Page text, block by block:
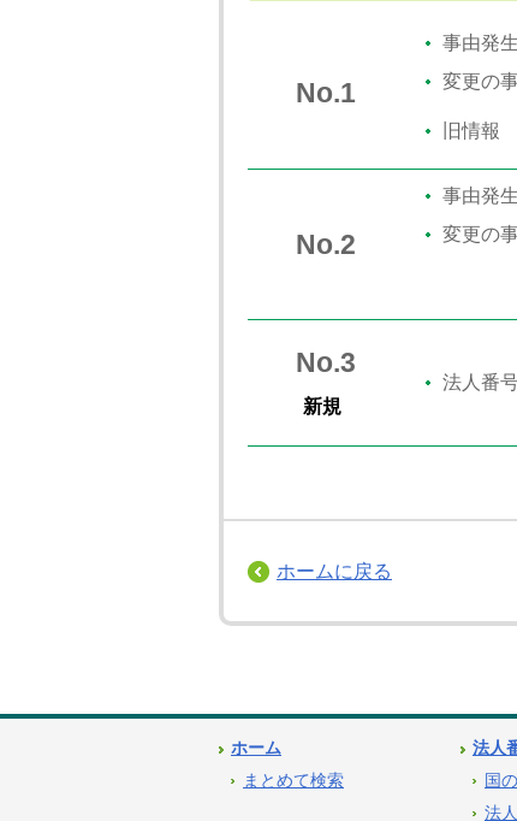
No.1
事由発
変更の
旧情報
No.2
事由発
変更の
No.3
新規
法人番
ホームに戻る
ホーム
まとめて検索
法人
国
法